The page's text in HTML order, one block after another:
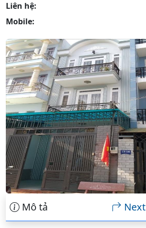
Liên hệ:
Mobile:
Mô tả Next